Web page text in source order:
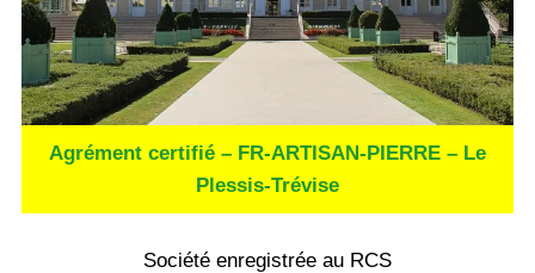
Agrément certifié – FR-ARTISAN-PIERRE – Le
Plessis-Trévise
Société enregistrée au RCS